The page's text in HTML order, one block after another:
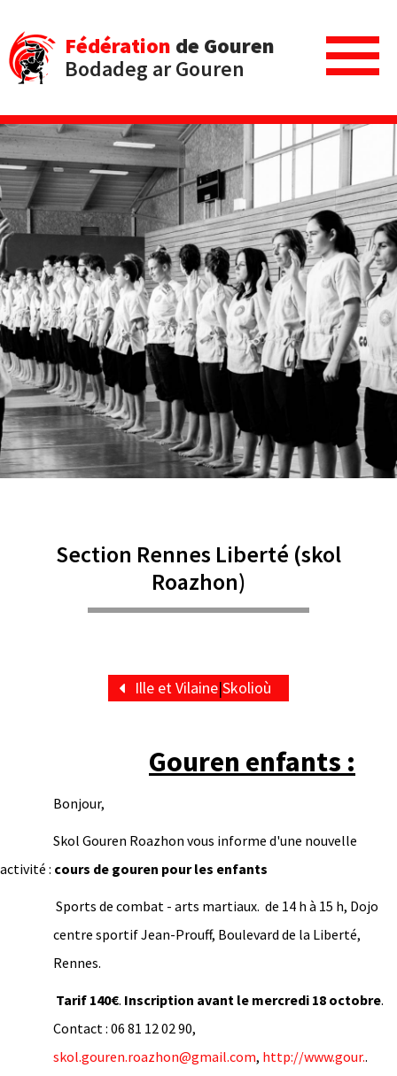
Fédération de Gouren
Bodadeg ar Gouren
Section Rennes Liberté (skol
Roazhon)
Ille et Vilaine|Skolioù
Gouren enfants :
Bonjour,
Skol Gouren Roazhon vous informe d'une nouvelle
activité : cours de gouren pour les enfants
Sports de combat - arts martiaux. de 14 h à 15 h, Dojo
centre sportif Jean-Prouff, Boulevard de la Liberté,
Rennes.
Tarif 140€. Inscription avant le mercredi 18 octobre.
Contact : 06 81 12 02 90,
skol.gouren.roazhon@gmail.com, http://www.gour..